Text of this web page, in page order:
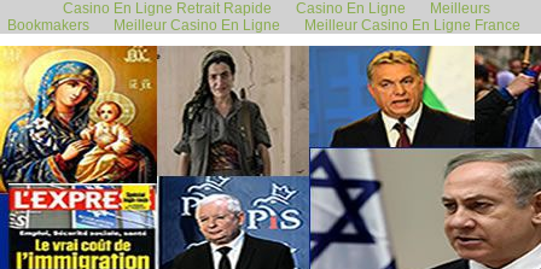
Casino En Ligne Retrait Rapide Casino En Ligne
Meilleurs
Bookmakers
Meilleur Casino En Ligne Meilleur Casino En Ligne France